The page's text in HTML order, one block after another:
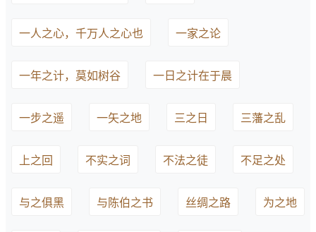
一人之心，千万人之心也 一家之论
一年之计，莫如树谷 一日之计在于晨
一步之遥 一矢之地 三之日 三藩之乱
上之回 不实之词 不法之徒 不足之处
与之俱黑 与陈伯之书 丝绸之路 为之地